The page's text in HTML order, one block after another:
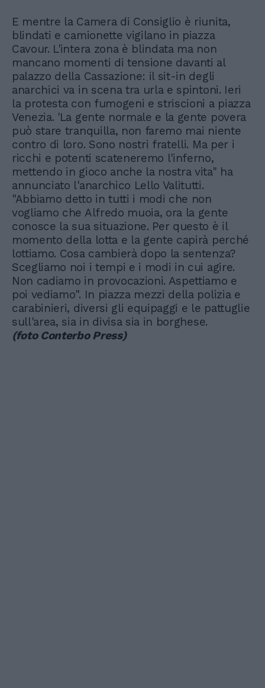
E mentre la Camera di Consiglio è riunita,
blindati e camionette vigilano in piazza
Cavour. L'intera zona è blindata ma non
mancano momenti di tensione davanti al
palazzo della Cassazione: il sit-in degli
anarchici va in scena tra urla e spintoni. Ieri
la protesta con fumogeni e striscioni a piazza
Venezia. 'La gente normale e la gente povera
può stare tranquilla, non faremo mai niente
contro di loro. Sono nostri fratelli. Ma per i
ricchi e potenti scateneremo l'inferno,
mettendo in gioco anche la nostra vita" ha
annunciato l'anarchico Lello Valitutti.
"Abbiamo detto in tutti i modi che non
vogliamo che Alfredo muoia, ora la gente
conosce la sua situazione. Per questo è il
momento della lotta e la gente capirà perché
lottiamo. Cosa cambierà dopo la sentenza?
Scegliamo noi i tempi e i modi in cui agire.
Non cadiamo in provocazioni. Aspettiamo e
poi vediamo". In piazza mezzi della polizia e
carabinieri, diversi gli equipaggi e le pattuglie
sull'area, sia in divisa sia in borghese.
(foto Conterbo Press)